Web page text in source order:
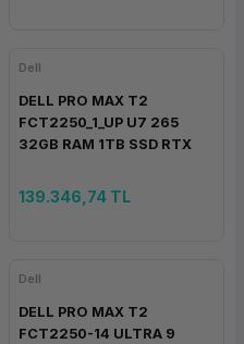
Dell
DELL PRO MAX T2
FCT2250_1_UP U7 265
32GB RAM 1TB SSD RTX
139.346,74 TL
Dell
DELL PRO MAX T2
FCT2250-14 ULTRA 9